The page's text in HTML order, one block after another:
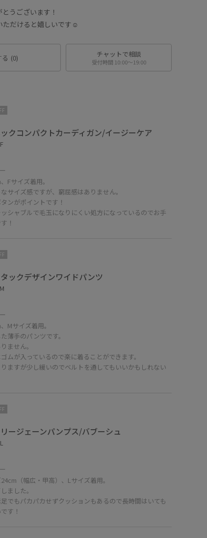
うございます！
ただけると嬉しいです☺︎︎︎︎
(0) チャットで相談
受付時間 10:00〜19:00
クコンパクトカーディガン/イージーケア
Fサイズ着用。
サイズ感ですが、窮屈感はありません。
ンがポイントです！
シャブルで毛玉になりにくい処方になっているのでお手
！
ックデザインワイドパンツ
Mサイズ着用。
薄手のパンツです。
ません。
ムが入っているので楽に着ることができます。
ますが少し緩いのでベルトを通してもいいかもしれない
ージェーンパンプス/バブーシュ
（幅広・甲高）、Lサイズ着用。
ました。
でもパカパカせずクッションもあるので長時間はいても
す！